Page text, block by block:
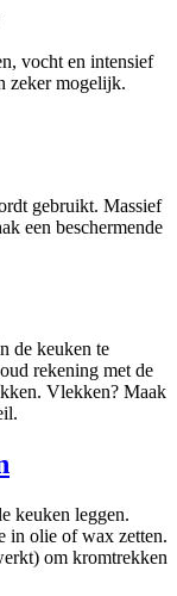
vocht en intensief
zeker mogelijk.
gebruikt. Massief
een beschermende
de keuken te
rekening met de
Vlekken? Maak
keuken leggen.
in olie of wax zetten.
om kromtrekken